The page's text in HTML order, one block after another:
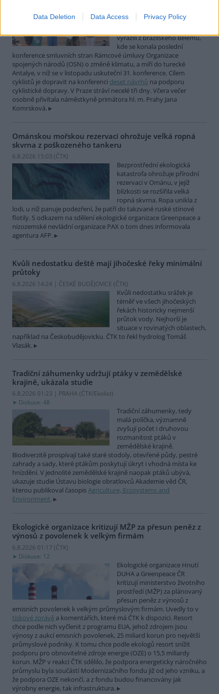
Data Deletion Data Access Privacy Policy
Do Prahy dnes dorazili jezdci
mezinárodní cyklistické štafety
vyrazili z brazilského Belému,
kde se konala poslední
konference smluvních stran Rámcové úmluvy Organizace
spojených národů (OSN) o změně klimatu, a míří do turecké
Antalye, v níž se v listopadu uskuteční 31. konference. Cílem
cyklistů je dopravit na konferenci deset návrhů na podporu
cyklistické dopravy. V Praze stráví necelé tři dny. Včera večer
osobně přivítala náměstkyně primátora hl. m. Prahy Jana
Komrsková.
Ománskou mořskou rezervaci ohrožuje velká ropná
skvrna z poškozeného tankeru
6.8.2026 15:03 (ČTK)
Bezprostřední ekologická
katastrofa ohrožuje přírodní
rezervaci v Ománu, v jejíž
blízkosti se rozšířila velká
ropná skvrna. Ropa unikla z
lodi, u níž panuje podezření, že patří do takzvané ruské stínové
flotily. S odkazem na sdělení ekologické organizace Greenpeace a
nizozemské nevládní organizace PAX o tom dnes informovala
agentura AFP.
Kvůli nedostatku deště mají jihočeské řeky minimální
průtoky
6.8.2026 14:24 | ČESKÉ BUDĚJOVICE (ČTK)
Kvůli nedostatku srážek je
téměř ve všech jihočeských
řekách historicky nejmenší
průtok vody. Nejhorší je
situace v rovinatých oblastech,
například na Českobudějovicku. ČTK to řekl hydrolog Tomáš
Vlasák.
Tradiční záhumenky udržují ptáky v zemědělské
krajině, ukázala studie
6.8.2026 01:23 | PRAHA (ČTK/Ekolist)
Diskuse: 48
Tradiční záhumenky, tedy
malá políčka, významně
zvyšují počet i druhovou
rozmanitost ptáků v
zemědělské krajině.
Biodiverzitě prospívají také staré stodoly, otevřené půdy, pestré
zahrady a sady, které ptákům poskytují úkryt i vhodná místa ke
hnízdění. V jednolité zemědělské krajině naopak ptáků ubývá,
ukazuje studie Ústavu biologie obratlovců Akademie věd ČR,
kterou publikoval časopisAgriculture, Ecosystems and
Environment.
Ekologické organizace kritizují MŽP za přesun peněz z
výnosů z povolenek k velkým firmám
6.8.2026 01:17 (ČTK)
Diskuse: 12
Ekologické organizace Hnutí
DUHA a Greenpeace ČR
kritizují ministerstvo životního
prostředí (MŽP) za plánovaný
přesun peněz z výnosů z
emisních povolenek k velkým průmyslovým firmám. Uvedly to v
tiskové zprávě a komentářích, které má ČTK k dispozici. Resort
chce podle nich vyčlenit z programu EUA, jehož zdrojem jsou
výnosy z aukcí emisních povolenek, 25 miliard korun pro největší
průmyslové podniky. K tomu chce podle ekologů resort snížit
podporu pro obnovitelné zdroje energie (OZE) o 15,5 miliardy
korun. MŽP v reakci ČTK sdělilo, že podpora energeticky náročného
průmyslu byla součástí Modernizačního fondu již od jeho vzniku, a
že podpora OZE nekončí, a z fondu budou financovány jak
výrobny energie, tak infrastruktura.